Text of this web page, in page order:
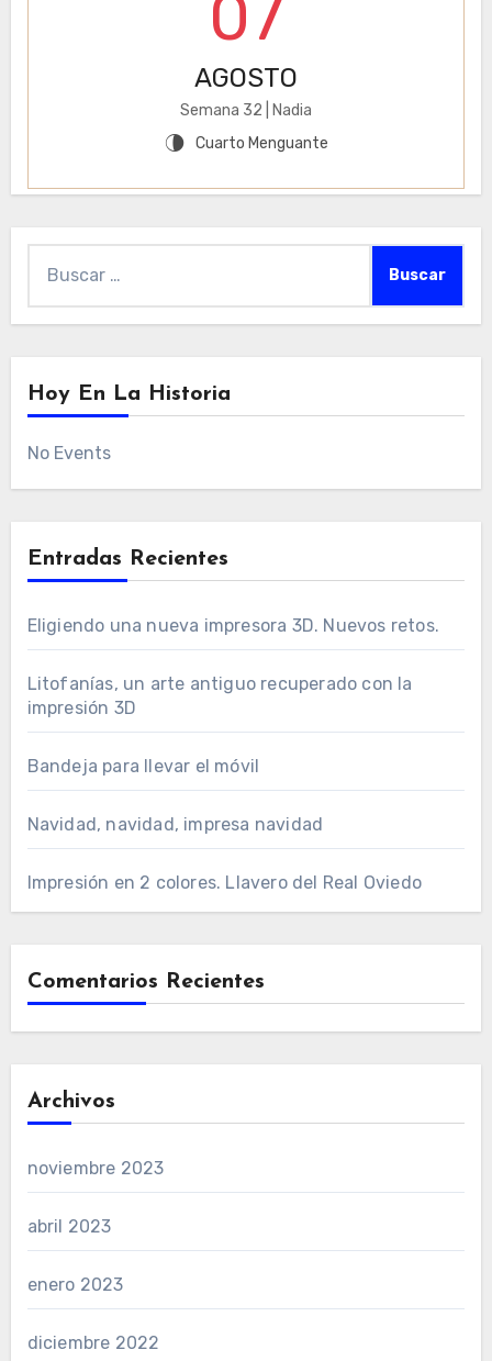
07
AGOSTO
Semana 32 | Nadia
U Cuarto Menguante
Hoy En La Historia
No Events
Entradas Recientes
Eligiendo una nueva impresora 3D. Nuevos retos.
Litofanías, un arte antiguo recuperado con la
impresión 3D
Bandeja para llevar el móvil
Navidad, navidad, impresa navidad
Impresión en 2 colores. Llavero del Real Oviedo
Comentarios Recientes
Archivos
noviembre 2023
abril 2023
enero 2023
diciembre 2022